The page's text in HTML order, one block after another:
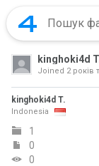
kinghoki4d
Joined 2 років
kinghoki4d T.
Indonesia
1
0
0